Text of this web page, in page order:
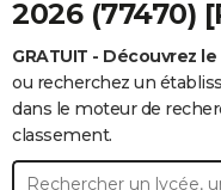
Programme TV
TNT
Streaming
Cinéma
Sorties cinéma
Musique
+
FINANCE
Retraite
Impôts
Epargne
Immobilier
Risques naturels par ville
Banque
Assurance
Crédit
AUTO
Essais
Réserver un essai
Citadines
Berlines
SUV
Forum auto
+
HIGH-TECH
BRICOLAGE
2026 (77470)
GRATUIT - Découvrez
ou recherchez un
dans le moteur de
classement.